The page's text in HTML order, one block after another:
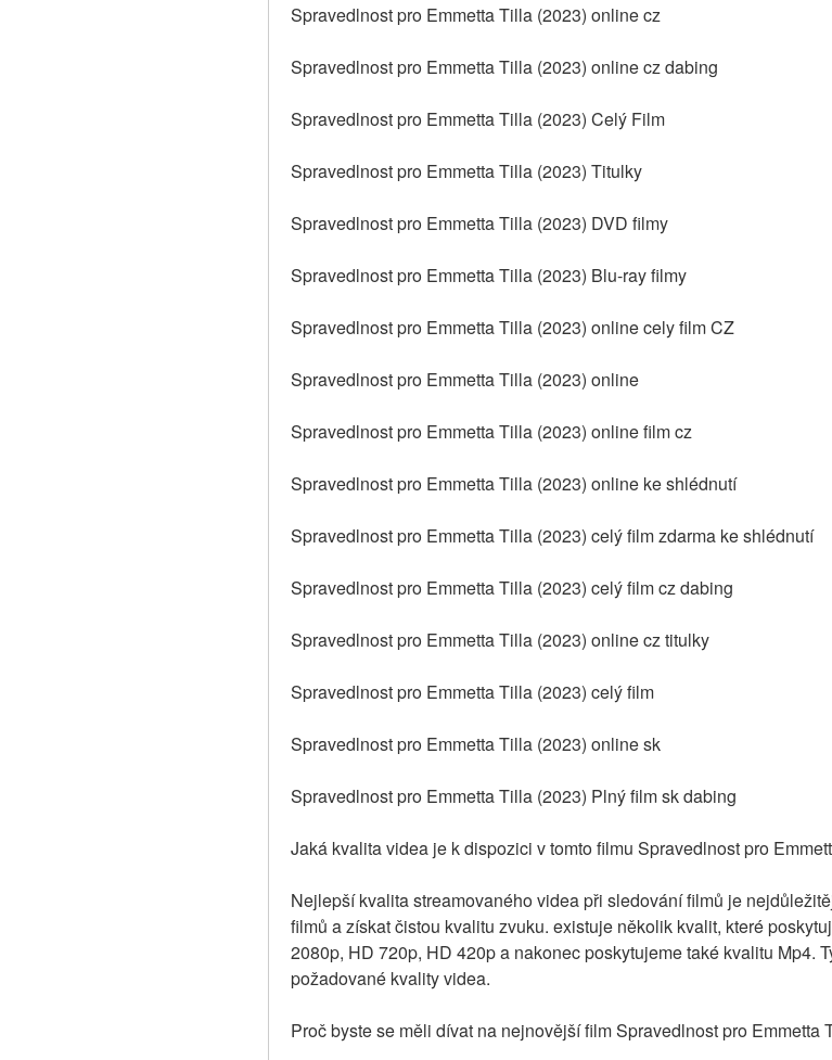
Spravedlnost pro Emmetta Tilla (2023) online cz
Spravedlnost pro Emmetta Tilla (2023) online cz dabing
Spravedlnost pro Emmetta Tilla (2023) Celý Film
Spravedlnost pro Emmetta Tilla (2023) Titulky
Spravedlnost pro Emmetta Tilla (2023) DVD filmy
Spravedlnost pro Emmetta Tilla (2023) Blu-ray filmy
Spravedlnost pro Emmetta Tilla (2023) online cely film CZ
Spravedlnost pro Emmetta Tilla (2023) online
Spravedlnost pro Emmetta Tilla (2023) online film cz
Spravedlnost pro Emmetta Tilla (2023) online ke shlédnutí
Spravedlnost pro Emmetta Tilla (2023) celý film zdarma ke shlédnutí
Spravedlnost pro Emmetta Tilla (2023) celý film cz dabing
Spravedlnost pro Emmetta Tilla (2023) online cz titulky
Spravedlnost pro Emmetta Tilla (2023) celý film
Spravedlnost pro Emmetta Tilla (2023) online sk
Spravedlnost pro Emmetta Tilla (2023) Plný film sk dabing
Jaká kvalita videa je k dispozici v tomto filmu Spravedlnost pro
Nejlepší kvalita streamovaného videa při sledování filmů je
filmů a získat čistou kvalitu zvuku. existuje několik kvalit, které
2080p, HD 720p, HD 420p a nakonec poskytujeme také kvalitu Mp4.
požadované kvality videa.
Proč byste se měli dívat na nejnovější film Spravedlnost pro Emmetta